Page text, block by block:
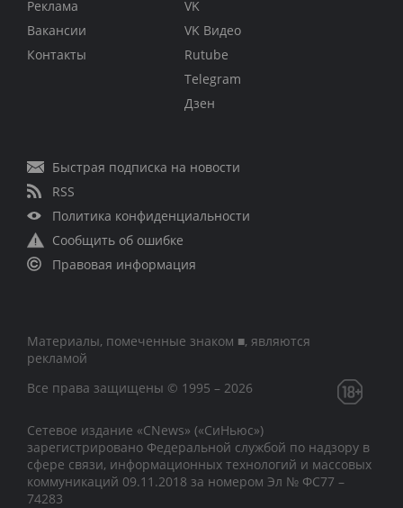
Реклама
Вакансии
Контакты
VK
VK Видео
Rutube
Telegram
Дзен
Быстрая подписка на новости
RSS
Политика конфиденциальности
Сообщить об ошибке
Правовая информация
Материалы, помеченные знаком ■, являются
рекламой
Все права защищены © 1995 – 2026
Сетевое издание «CNews» («СиНьюс»)
зарегистрировано Федеральной службой по надзору в
сфере связи, информационных технологий и массовых
коммуникаций 09.11.2018 за номером Эл № ФС77 –
74283